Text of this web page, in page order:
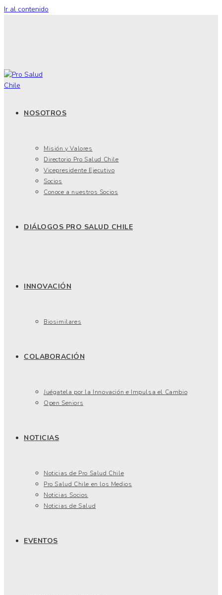
Ir al contenido
NOSOTROS
Misión y Valores
Directorio Pro Salud Chile
Vicepresidente Ejecutivo
Socios
Conoce a nuestros Socios
DIÁLOGOS PRO SALUD CHILE
INNOVACIÓN
Biosimilares
COLABORACIÓN
Juégatela por la Innovación e Impulsa el Cambio
Open Seniors
NOTICIAS
Noticias de Pro Salud Chile
Pro Salud Chile en los Medios
Noticias Socios
Noticias de Salud
EVENTOS